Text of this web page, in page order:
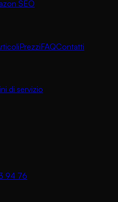
SEO
PrezziFAQContatti
di servizio
94 76